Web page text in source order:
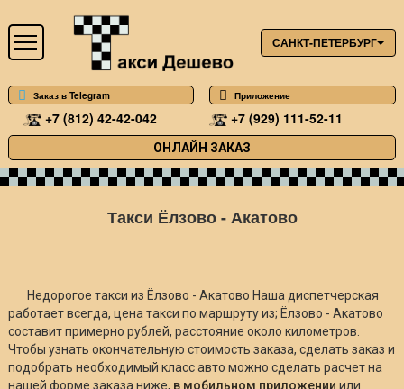
САНКТ-ПЕТЕРБУРГ
Заказ в Telegram Приложение
+7 (812) 42-42-042 +7 (929) 111-52-11
ОНЛАЙН ЗАКАЗ
Такси Ёлзово - Акатово
Недорогое такси из Ёлзово - Акатово Наша диспетчерская
работает всегда, цена такси по маршруту из; Ёлзово - Акатово
составит примерно рублей, расстояние около километров.
Чтобы узнать окончательную стоимость заказа, сделать заказ и
подобрать необходимый класс авто можно сделать расчет на
нашей форме заказа ниже, в мобильном приложении или